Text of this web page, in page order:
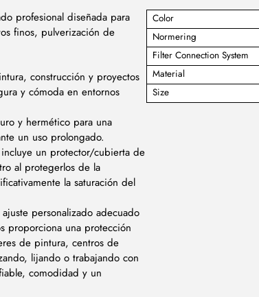
profesional diseñada para
finos, pulverización de
construcción y proyectos
y cómoda en entornos
y hermético para una
un uso prolongado.
un protector/cubierta de
al protegerlos de la
la saturación del
personalizado adecuado
proporciona una protección
de pintura, centros de
lijando o trabajando con
comodidad y un
Color
Normering
Filter Connection System
Material
Size